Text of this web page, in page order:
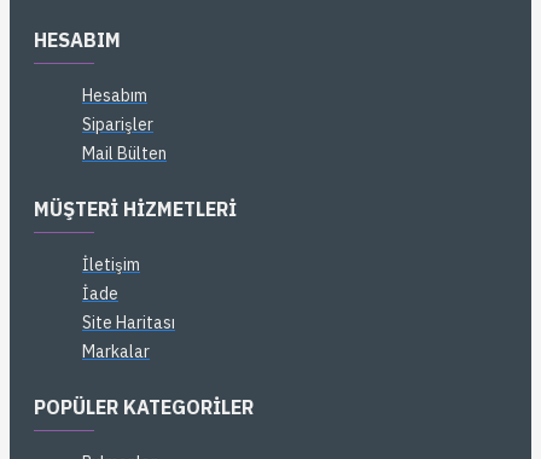
HESABIM
Hesabım
Siparişler
Mail Bülten
MÜŞTERI HIZMETLERI
İletişim
İade
Site Haritası
Markalar
POPÜLER KATEGORILER